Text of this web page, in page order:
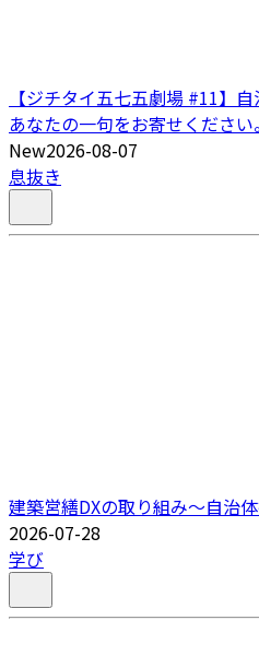
【ジチタイ五七五劇場 #11】
あなたの一句をお寄せください。
New2026-08-07
息抜き
建築営繕DXの取り組み～自治
2026-07-28
学び